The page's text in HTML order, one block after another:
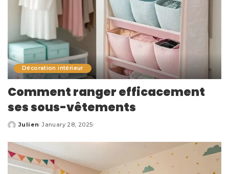
Décoration intérieur
Comment ranger efficacement
ses sous-vêtements
Posted
Julien January 28, 2025